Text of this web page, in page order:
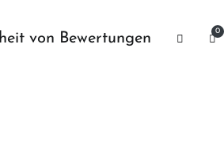
von Bewertungen 0